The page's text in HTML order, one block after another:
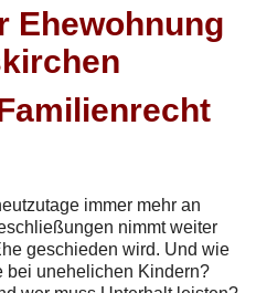
Ehewohnung
immer mehr an
nimmt weiter
geschieden wird. Und wie
bei unehelichen Kindern?